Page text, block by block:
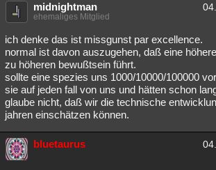
midnightman
ehemaliges Mitglied
ich denke das ist missgunst par excellence.
normal ist davon auszugehen, daß eine
zu höheren bewußtsein führt.
sollte eine spezies uns 1000/10000/100000
sie auf jeden fall von uns und hätten schon
glaube nicht, daß wir die technische
jahren einschätzen können.
bluetaurus